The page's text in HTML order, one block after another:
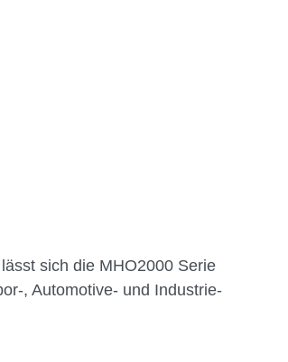
sich die MHO2000 Serie
, Automotive- und Industrie-